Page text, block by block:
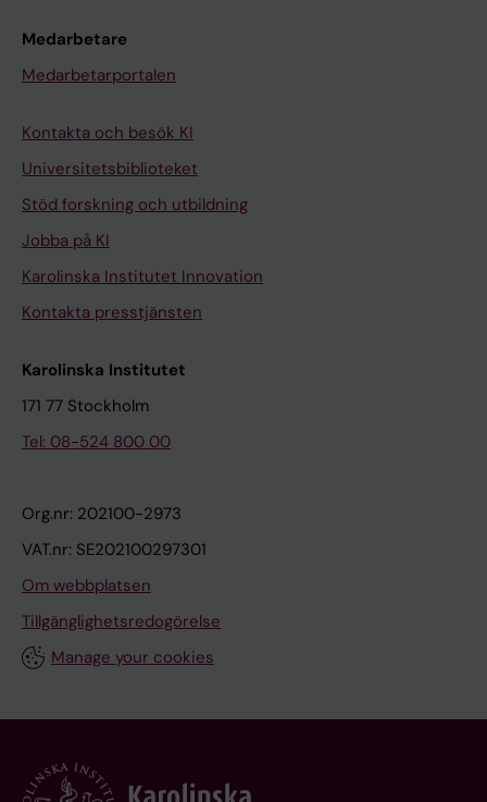
Medarbetare
Medarbetarportalen
Kontakta och besök KI
Universitetsbiblioteket
Stöd forskning och utbildning
Jobba på KI
Karolinska Institutet Innovation
Kontakta presstjänsten
Karolinska Institutet
171 77 Stockholm
Tel: 08-524 800 00
Org.nr: 202100-2973
VAT.nr: SE202100297301
Om webbplatsen
Tillgänglighetsredogörelse
Manage your cookies